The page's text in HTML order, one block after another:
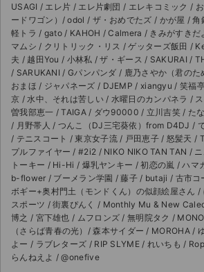
公演登録依頼
不正転売禁止法について
チケットジャムの取り組み
音楽情報
USAGI / エレ片 / エレ片劇団 / エレキコミック /
ードワゴン）/ odol / ザ・おめでたズ / かが屋 /
軽トラ / gato / KAHOH / Calmera / きみがすきだ
マムシ / クリトリック・リス / ゲッターズ飯田 /
夫 / 越田You / 小林私 / ザ・ギース / SAKURAI /
/ SARUKANI / Gパンパンダ / 鹿乃さやか（君のた
おまほ / ジャパネーズ / DJEMP / xiangyu / 笑福
京 / 水中、それは苦しい / 水曜日のカンパネラ /
曽我部恵一 / TAIGA / ダウ90000 / 立川吉笑 / た
/ 月野帯人 / つんこ（DJ三宅葵依）from D4DJ /
/ テニスコート / 東京女子流 / 戸田恵子 / 怒髪天 /
プルファイヤー / #2i2 / NIKO NIKO TAN TAN /
トーキー / Hi-Hi / 爆乳ヤンキー / 初恋の嵐 / ハ
b-flower / ブーメラン学園 / 藤子 / butaji / 古市
ボギー+奥村門土（モンドくん）の似顔絵屋さん
スポーツ / 街裏ぴんく / Monthly Mu & New
博之 / 宮下雄也 / ムフロンズ / 無明院タク /
（さらば青春の光）/ 森本サイダー / MOROHA /
よー / ラブレターズ / RIP SLYME / れいちも /
らんねえよ / @onefive